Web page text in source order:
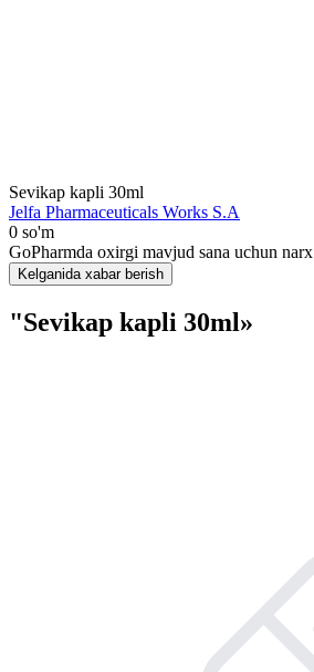
Sevikap kapli 30ml
Jelfa Pharmaceuticals Works S.A
0 so'm
GoPharmda oxirgi mavjud sana uchun narx
Kelganida xabar berish
"Sevikap kapli 30ml»